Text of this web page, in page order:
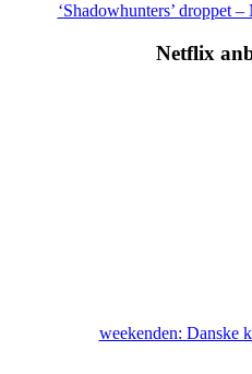
‘Shadowhunters’ droppet
Netflix
weekenden: Danske